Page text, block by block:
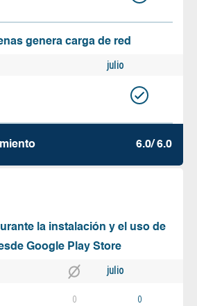
genera carga de red
julio
6.0/ 6.0
la instalación y el uso de
Google Play Store
julio
0 0